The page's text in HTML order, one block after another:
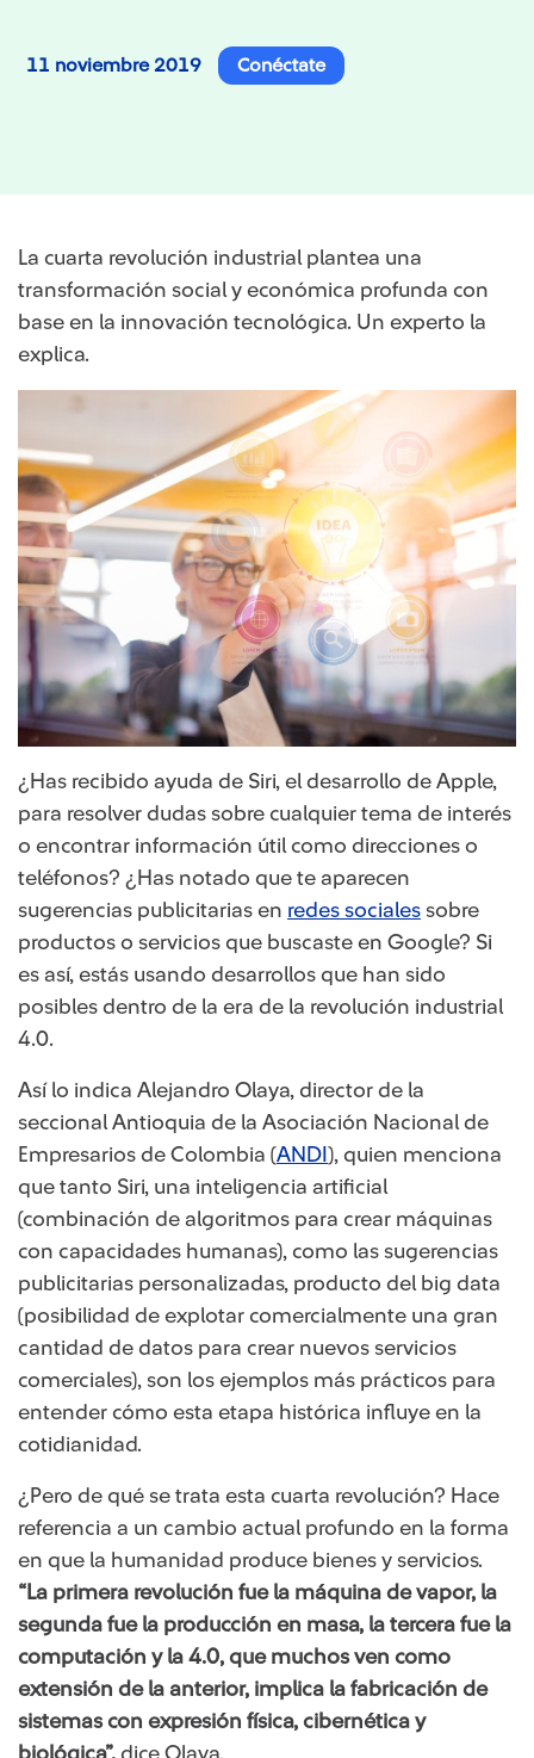
11 noviembre 2019 Conéctate
La cuarta revolución industrial plantea una
transformación social y económica profunda con
base en la innovación tecnológica. Un experto la
explica.
¿Has recibido ayuda de Siri, el desarrollo de Apple,
para resolver dudas sobre cualquier tema de interés
o encontrar información útil como direcciones o
teléfonos? ¿Has notado que te aparecen
sugerencias publicitarias en redes sociales sobre
productos o servicios que buscaste en Google? Si
es así, estás usando desarrollos que han sido
posibles dentro de la era de la revolución industrial
4.0.
Así lo indica Alejandro Olaya, director de la
seccional Antioquia de la Asociación Nacional de
Empresarios de Colombia (ANDI ​), quien menciona
que tanto Siri, una inteligencia artificial
(combinación de algoritmos para crear máquinas
con capacidades humanas), como las sugerencias
publicitarias personalizadas, producto del big data
(posibilidad de explotar comercialmente una gran
cantidad de datos para crear nuevos servicios
comerciales), son los ejemplos más prácticos para
entender cómo esta etapa histórica influye en la
cotidianidad.
¿Pero de qué se trata esta cuarta revolución? Hace
referencia a un cambio actual profundo en la forma
en que la humanidad produce bienes y servicios.
“La primera revolución fue la máquina de vapor, la
segunda fue la producción en masa, la tercera fue la
computación y la 4.0, que muchos ven como
extensión de la anterior, implica la fabricación de
sistemas con expresión física, cibernética y
biológica”, dice Olaya.